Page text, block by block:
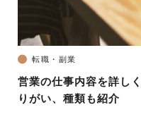
転職・副業
営業の仕事内容を詳し
りがい、種類も紹介